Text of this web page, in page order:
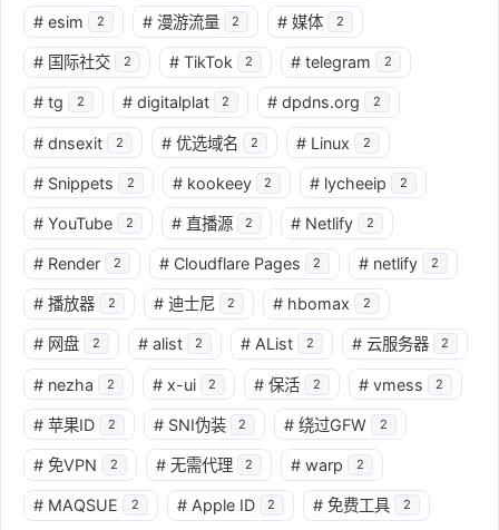
# esim 2 # 漫游流量 2 # 媒体 2
# 国际社交 2 # TikTok 2 # telegram 2
# tg 2 # digitalplat 2 # dpdns.org 2
# dnsexit 2 # 优选域名 2 # Linux 2
# Snippets 2 # kookeey 2 # lycheeip 2
# YouTube 2 # 直播源 2 # Netlify 2
# Render 2 # Cloudflare Pages 2 # netlify 2
# 播放器 2 # 迪士尼 2 # hbomax 2
# 网盘 2 # alist 2 # AList 2 # 云服务器 2
# nezha 2 # x-ui 2 # 保活 2 # vmess 2
# 苹果ID 2 # SNI伪装 2 # 绕过GFW 2
# 免VPN 2 # 无需代理 2 # warp 2
# MAQSUE 2 # Apple ID 2 # 免费工具 2